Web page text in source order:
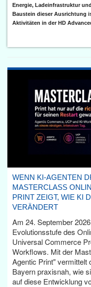
Energie, Ladeinfrastruktur
Baustein dieser Ausrichtung
Aktivitäten in der HD
WENN KI-AGENTEN
MASTERCLASS
PRINT ZEIGT, WIE KI
VERÄNDERT
Am 24. September
Evolutionsstufe des
Universal Commerce
Workflows. Mit der
Agentic Print" vermittelt
Bayern praxisnah, wie
auf diese Entwicklung